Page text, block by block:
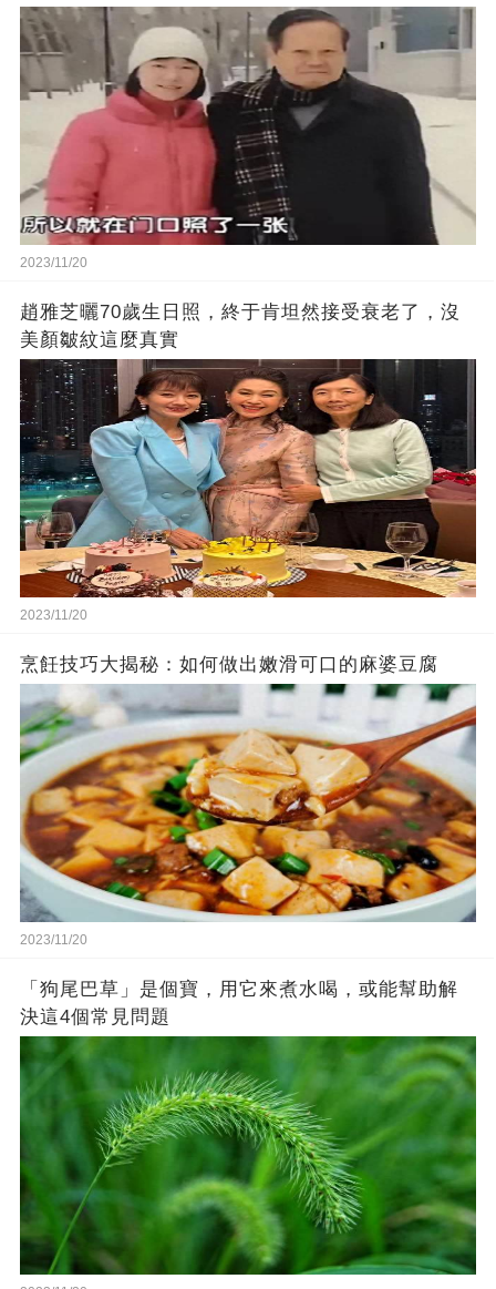
2023/11/20
趙雅芝曬70歲生日照，終于肯坦然接受衰老了，沒
美顏皺紋這麼真實
2023/11/20
烹飪技巧大揭秘：如何做出嫩滑可口的麻婆豆腐
2023/11/20
「狗尾巴草」是個寶，用它來煮水喝，或能幫助解
決這4個常見問題